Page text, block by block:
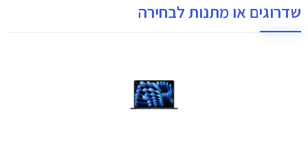
שדרוגים או מתנות לבחירה